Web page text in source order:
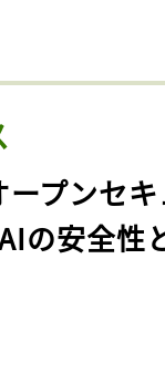
ープンセ
の安全性